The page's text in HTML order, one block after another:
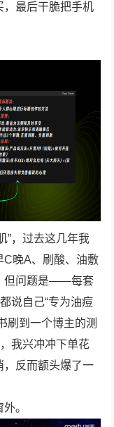
，最后干脆把手机
”，过去这几年我
C晚A、刷酸、油敷
但问题是——每套
说自己“专为油痘
刷到一个博主的测
我兴冲冲下单花
，反而额头爆了一
。